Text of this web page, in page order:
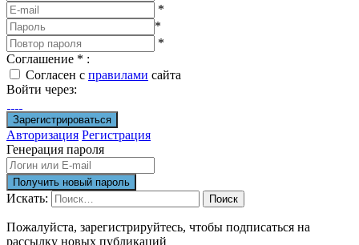
*
*
*
Соглашение * :
Согласен с правилами сайта
Войти через:
Авторизация Регистрация
Генерация пароля
Искать: Поиск
Пожалуйста, зарегистрируйтесь, чтобы подписаться на
рассылку новых публикаций